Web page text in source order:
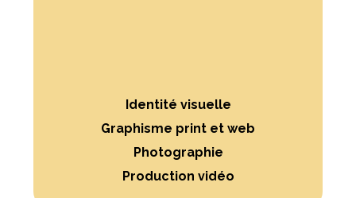
Identité visuelle
Graphisme print et web
Photographie
Production vidéo